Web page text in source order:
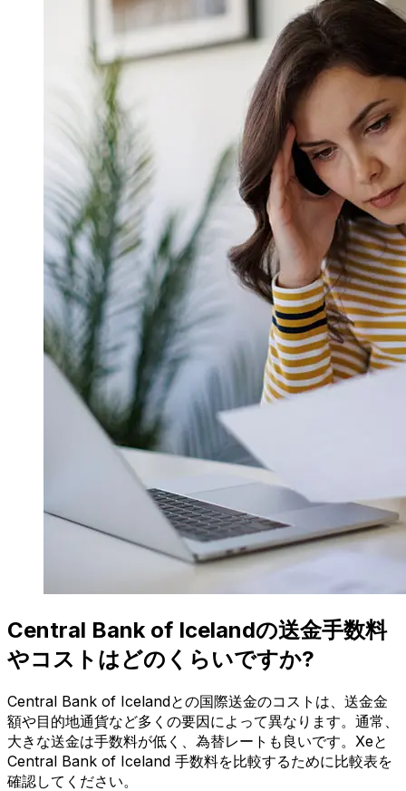
Central Bank of Icelandの送金手数料
やコストはどのくらいですか?
Central Bank of Icelandとの国際送金のコストは、送金金
額や目的地通貨など多くの要因によって異なります。通常、
大きな送金は手数料が低く、為替レートも良いです。Xeと
Central Bank of Iceland 手数料を比較するために比較表を
確認してください。